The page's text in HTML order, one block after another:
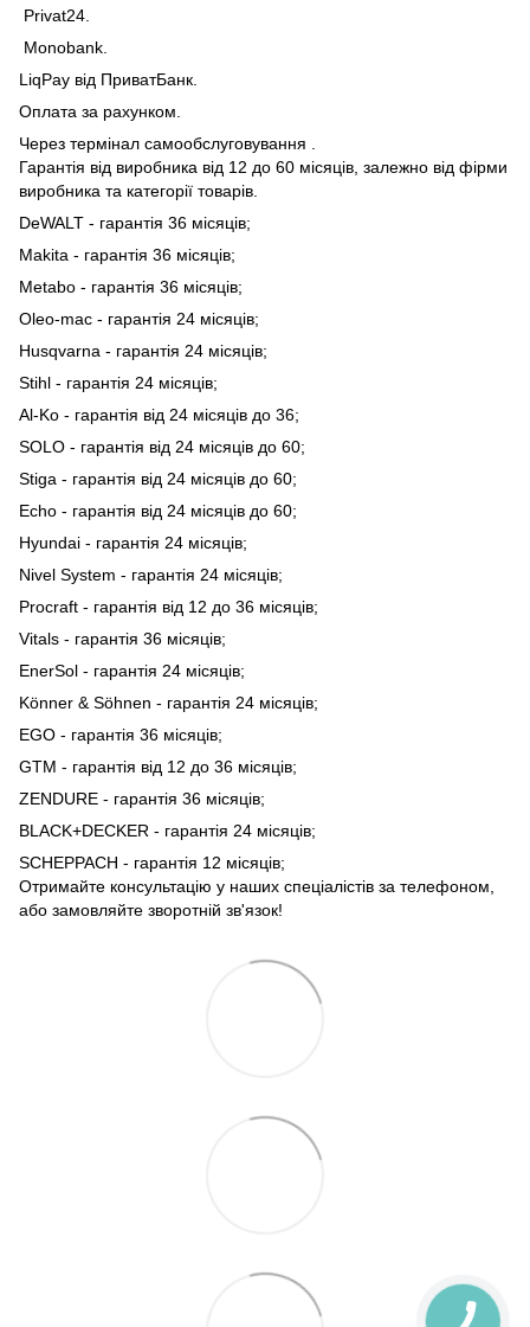
Privat24.
Monobank.
LiqPay від ПриватБанк.
Оплата за рахунком.
Через термінал самообслуговування .
Гарантія від виробника від 12 до 60 місяців, залежно від фірми
виробника та категорії товарів.
DeWALT - гарантія 36 місяців;
Makita - гарантія 36 місяців;
Metabo - гарантія 36 місяців;
Oleo-mac - гарантія 24 місяців;
Husqvarna - гарантія 24 місяців;
Stihl - гарантія 24 місяців;
Al-Ko - гарантія від 24 місяців до 36;
SOLO - гарантія від 24 місяців до 60;
Stiga - гарантія від 24 місяців до 60;
Echo - гарантія від 24 місяців до 60;
Hyundai - гарантія 24 місяців;
Nivel System - гарантія 24 місяців;
Procraft - гарантія від 12 до 36 місяців;
Vitals - гарантія 36 місяців;
EnerSol - гарантія 24 місяців;
Könner & Söhnen - гарантія 24 місяців;
EGO - гарантія 36 місяців;
GTM - гарантія від 12 до 36 місяців;
ZENDURE - гарантія 36 місяців;
BLACK+DECKER - гарантія 24 місяців;
SCHEPPACH - гарантія 12 місяців;
Отримайте консультацію у наших спеціалістів за телефоном,
або замовляйте зворотній зв'язок!